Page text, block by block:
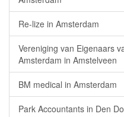
Re-lize in Amsterdam
Vereniging van Eigenaars
Amsterdam in Amstelveen
BM medical in Amsterdam
Park Accountants in Den